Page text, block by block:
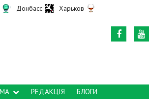
Донбасс Харьков
РЕДАКЦІЯ БЛОГИ